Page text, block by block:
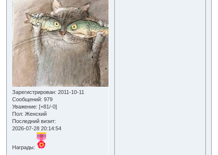
Зарегистрирован: 2011-10-11
Сообщений: 979
Уважение: [+81/-0]
Пол: Женский
Последний визит:
2026-07-28 20:14:54
Награды: